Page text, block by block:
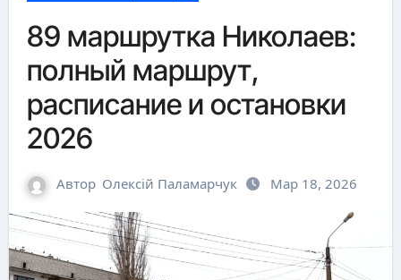
89 маршрутка Николаев:
полный маршрут,
расписание и остановки
2026
Автор Олексій Паламарчук Мар 18, 2026